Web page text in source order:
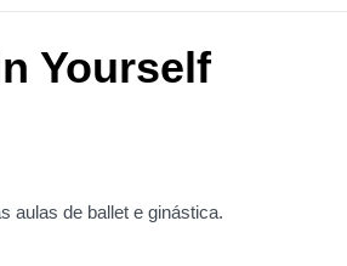
Yourself
aulas de ballet e ginástica.